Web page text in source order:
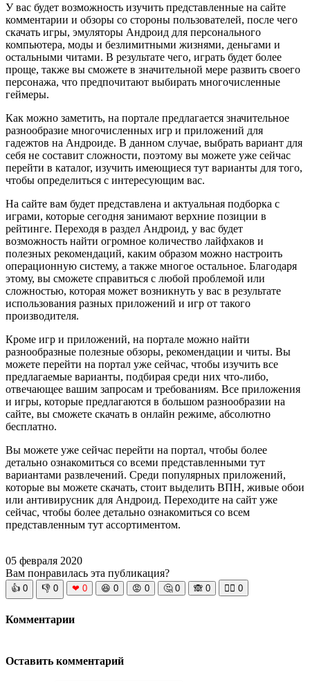
У вас будет возможность изучить представленные на сайте
комментарии и обзоры со стороны пользователей, после чего
скачать игры, эмуляторы Андроид для персонального
компьютера, моды и безлимитными жизнями, деньгами и
остальными читами. В результате чего, играть будет более
проще, также вы сможете в значительной мере развить своего
персонажа, что предпочитают выбирать многочисленные
геймеры.
Как можно заметить, на портале предлагается значительное
разнообразие многочисленных игр и приложений для
гадежтов на Андроиде. В данном случае, выбрать вариант для
себя не составит сложности, поэтому вы можете уже сейчас
перейти в каталог, изучить имеющиеся тут варианты для того,
чтобы определиться с интересующим вас.
На сайте вам будет представлена и актуальная подборка с
играми, которые сегодня занимают верхние позиции в
рейтинге. Переходя в раздел Андроид, у вас будет
возможность найти огромное количество лайфхаков и
полезных рекомендаций, каким образом можно настроить
операционную систему, а также многое остальное. Благодаря
этому, вы сможете справиться с любой проблемой или
сложностью, которая может возникнуть у вас в результате
использования разных приложений и игр от такого
производителя.
Кроме игр и приложений, на портале можно найти
разнообразные полезные обзоры, рекомендации и читы. Вы
можете перейти на портал уже сейчас, чтобы изучить все
предлагаемые варианты, подбирая среди них что-либо,
отвечающее вашим запросам и требованиям. Все приложения
и игры, которые предлагаются в большом разнообразии на
сайте, вы сможете скачать в онлайн режиме, абсолютно
бесплатно.
Вы можете уже сейчас перейти на портал, чтобы более
детально ознакомиться со всеми представленными тут
вариантами развлечений. Среди популярных приложений,
которые вы можете скачать, стоит выделить ВПН, живые обои
или антивирусник для Андроид. Переходите на сайт уже
сейчас, чтобы более детально ознакомиться со всем
представленным тут ассортиментом.
05 февраля 2020
Вам понравилась эта публикация?
👍 0 👎 0 ❤ 0 😆 0 😡 0 🤔 0 🙈 0 🧘‍♀️ 0
Комментарии
Оставить комментарий